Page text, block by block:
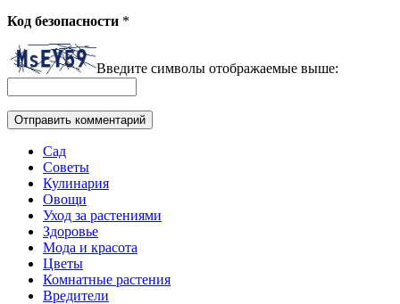
Код безопасности *
Введите символы отображаемые выше:
Сад
Советы
Кулинария
Овощи
Уход за растениями
Здоровье
Мода и красота
Цветы
Комнатные растения
Вредители